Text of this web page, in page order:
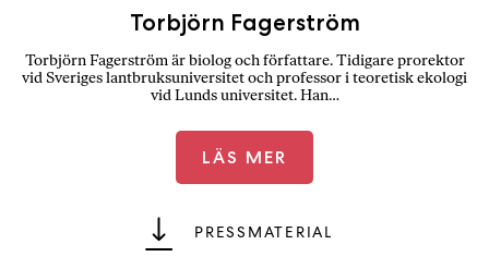
Torbjörn Fagerström
Torbjörn Fagerström är biolog och författare. Tidigare prorektor
vid Sveriges lantbruksuniversitet och professor i teoretisk ekologi
vid Lunds universitet. Han…
LÄS MER
PRESSMATERIAL